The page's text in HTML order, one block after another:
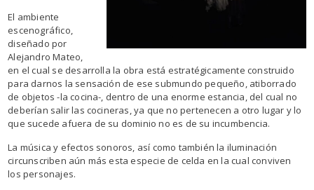
El ambiente
escenográfico,
diseñado por
Alejandro Mateo,
en el cual se desarrolla la obra está estratégicamente construido
para darnos la sensación de ese submundo pequeño, atiborrado
de objetos -la cocina-, dentro de una enorme estancia, del cual no
deberían salir las cocineras, ya que no pertenecen a otro lugar y lo
que sucede afuera de su dominio no es de su incumbencia.
La música y efectos sonoros, así como también la iluminación
circunscriben aún más esta especie de celda en la cual conviven
los personajes.